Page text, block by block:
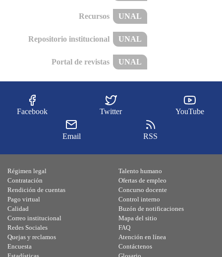
Recursos UNAL
Repositorio institucional UNAL
Portal de revistas UNAL
Facebook Twitter YouTube
Email RSS
Régimen legal
Contratación
Rendición de cuentas
Pago virtual
Calidad
Talento humano
Ofertas de empleo
Concurso docente
Control interno
Buzón de notificaciones
Correo institucional
Redes Sociales
Quejas y reclamos
Encuesta
Mapa del sitio
FAQ
Atención en línea
Contáctenos